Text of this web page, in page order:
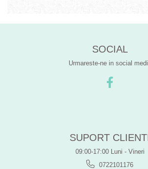
SOCIAL
Urmareste-ne in social
SUPORT
09:00-17:00 Luni - Vineri
0722101176